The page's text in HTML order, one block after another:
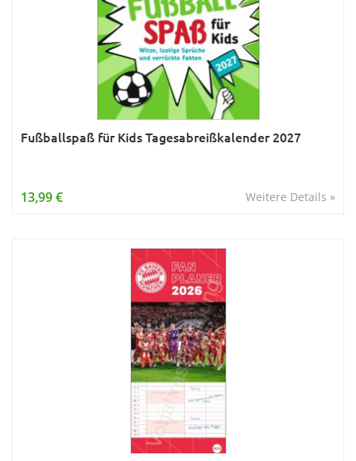
Fußballspaß für Kids Tagesabreißkalender 2027
Weitere Details »
13,99 €